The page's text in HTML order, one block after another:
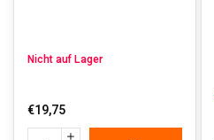
Nicht auf Lager
€19,75